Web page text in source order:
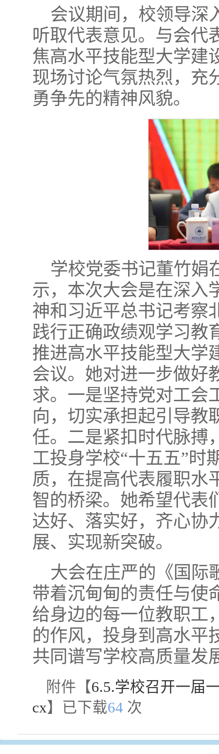
会议期间，校领导深
听取代表意见。与会代
焦高水平技能型大学建
现场讨论气氛热烈，充
勇争先的精神风貌。
学校党委书记董竹娟
示，本次大会是在深入
神和习近平总书记考察
践行正确政绩观学习教
推进高水平技能型大学
会议。她对进一步做好
求。一是坚持党对工会
向，切实承担起引导教
任。二是紧扣时代脉搏
工投身学校“十五五”时
质，在提高代表履职水
智的桥梁。她希望代表
达好、落实好，齐心协
展、实现新突破。
大会在庄严的《国际
带着沉甸甸的责任与使
给身边的每一位教职工
的作风，投身到高水平
共同谱写学校高质量发
附件【6.5.学校召开一届
cx】已下载64 次